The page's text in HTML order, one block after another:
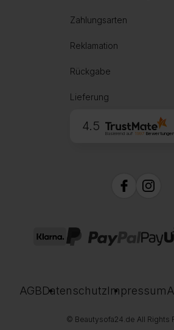
Zahlungsarten
Reklamation
Rückgabe
Lieferung
4.5
Basierend auf 1997Bewertungen
AGBDatenschutzImpressum
© Beautysofa24.de All Rights